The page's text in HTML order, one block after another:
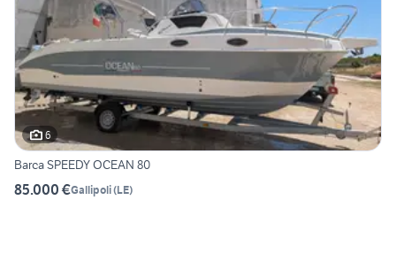
6
Barca SPEEDY OCEAN 80
85.000 €Gallipoli(LE)